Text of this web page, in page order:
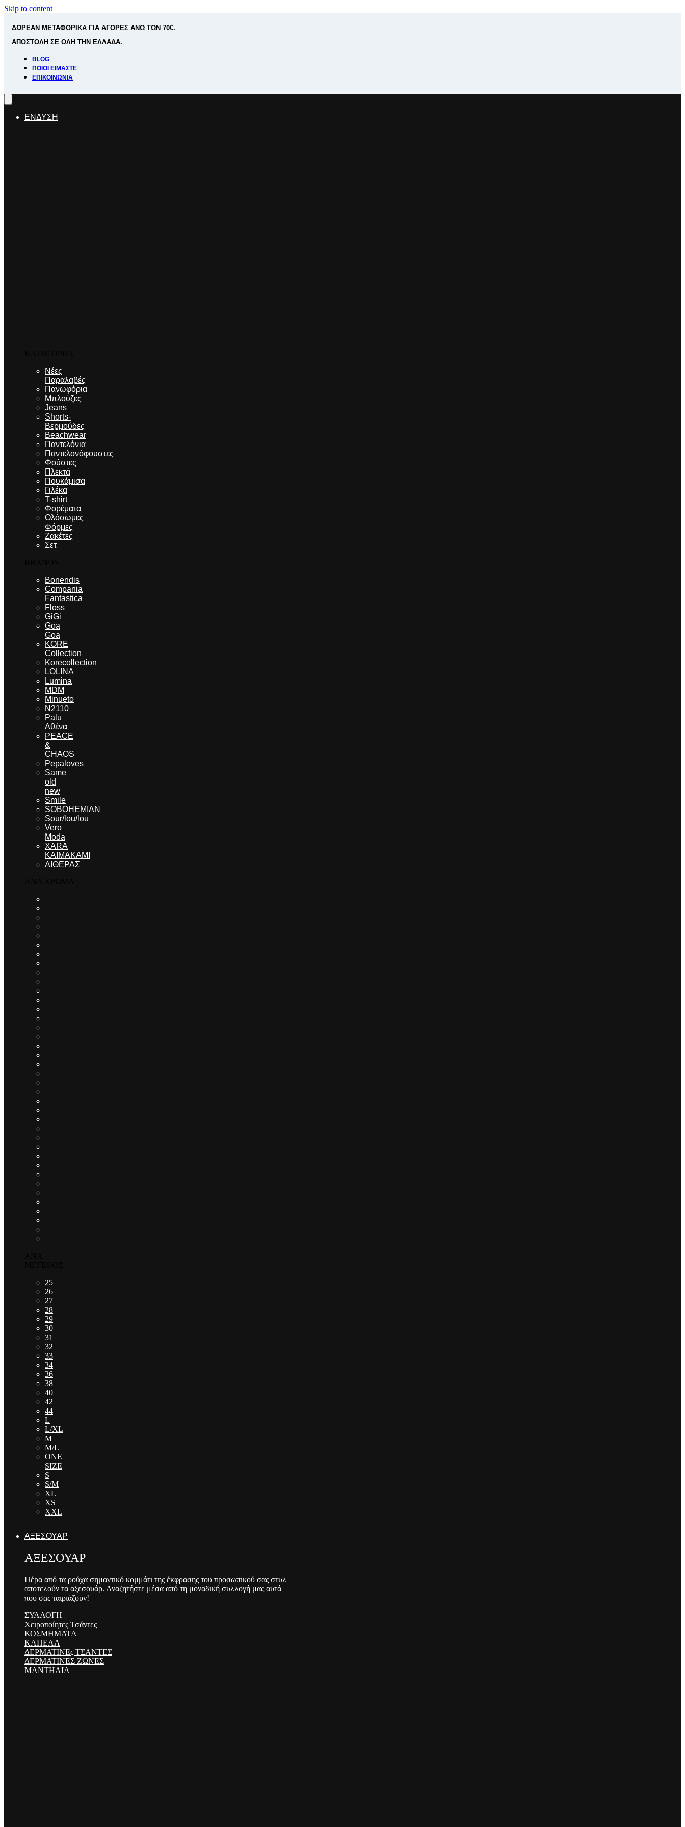
Skip to content
ΔΩΡΕΑΝ ΜΕΤΑΦΟΡΙΚΑ ΓΙΑ ΑΓΟΡΕΣ ΑΝΩ ΤΩΝ 70€.
ΑΠΟΣΤΟΛΗ ΣΕ ΟΛΗ ΤΗΝ ΕΛΛΑΔΑ.
BLOG
ΠΟΙΟΊ ΕΊΜΑΣΤΕ
ΕΠΙΚΟΙΝΩΝΊΑ
ΕΝΔΥΣΗ
Νέες
Παραλαβές
Πανωφόρια
Μπλούζες
Jeans
Shorts-
Βερμούδες
Beachwear
Παντελόνια
Παντελονόφουστες
Φούστες
Πλεκτά
Πουκάμισα
Γιλέκα
T-shirt
Φορέματα
Ολόσωμες
Φόρμες
Ζακέτες
Σετ
Bonendis
Compania
Fantastica
Floss
GiGi
Goa
Goa
KORE
Collection
Korecollection
LOLINA
Lumina
MDM
Minueto
N2110
Palu
Αθένα
PEACE
&
CHAOS
Pepaloves
Same
old
new
Smile
SOBOHEMIAN
Sour/lou/lou
Vero
Moda
XARA
KAIMAKAMI
ΑΙΘΕΡΑΣ
25
26
27
28
29
30
31
32
33
34
36
38
40
42
44
L
L/XL
M
M/L
ONE
SIZE
S
S/M
XL
XS
XXL
ΑΞΕΣΟΥΑΡ
ΑΞΕΣΟΥΑΡ
Πέρα από τα ρούχα σημαντικό κομμάτι της έκφρασης του προσωπικού σας στυλ
αποτελούν τα αξεσουάρ. Αναζητήστε μέσα από τη μοναδική συλλογή μας αυτά
που σας ταιριάζουν!
ΣΥΛΛΟΓΗ
Χειροποίητες Τσάντες
ΚΟΣΜΗΜΑΤΑ
ΚΑΠΕΛΑ
ΔΕΡΜΑΤΙΝΕς ΤΣΑΝΤΕΣ
ΔΕΡΜΑΤΙΝΕΣ ΖΩΝΕΣ
ΜΑΝΤΗΛΙΑ